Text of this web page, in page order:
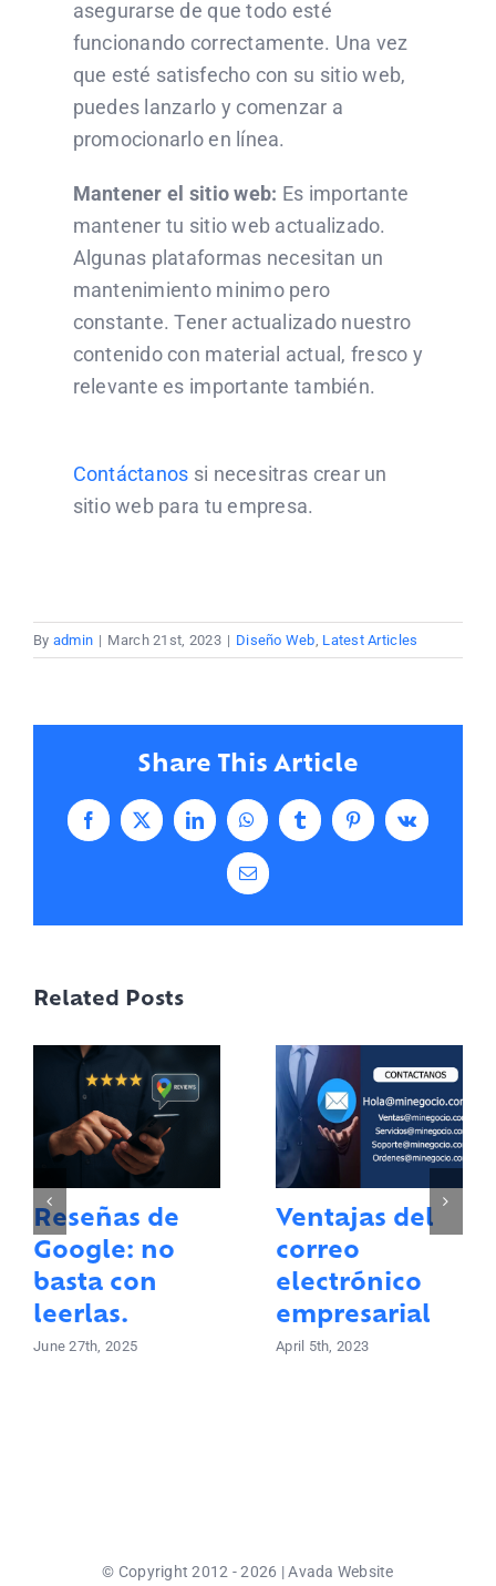
asegurarse de que todo esté
funcionando correctamente. Una vez
que esté satisfecho con su sitio web,
puedes lanzarlo y comenzar a
promocionarlo en línea.
Mantener el sitio web: Es importante
mantener tu sitio web actualizado.
Algunas plataformas necesitan un
mantenimiento minimo pero
constante. Tener actualizado nuestro
contenido con material actual, fresco y
relevante es importante también.
Contáctanos si necesitras crear un
sitio web para tu empresa.
By admin | March 21st, 2023 | Diseño Web Latest Articles
Share This Article
Facebook
X LinkedInWhatsAppTumblrPinterestVk
Email
Related Posts
Reseñas de
Google: no
basta con
leerlas.
June 27th, 2025
Ventajas del
correo
electrónico
empresarial
April 5th, 2023
© Copyright 2012 - 2026 | Avada Website